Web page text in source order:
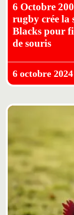
6 Octobre
rugby crée la
Blacks pour
de souris
6 octobre 2024